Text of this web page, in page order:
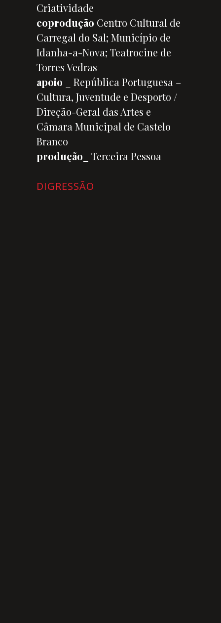
Criatividade
coprodução Centro Cultural de
Carregal do Sal; Município de
Idanha-a-Nova; Teatrocine de
Torres Vedras
apoio _ República Portuguesa –
Cultura, Juventude e Desporto /
Direção-Geral das Artes e
Câmara Municipal de Castelo
Branco
produção_
Terceira Pessoa
DIGRESSÃO